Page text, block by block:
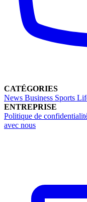
CATÉGORIES
News Business Sports
ENTREPRISE
Politique de
avec nous